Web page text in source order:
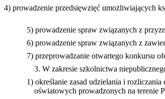
4) prowadzenie przedsięwzięć umożliwiających
5) prowadzenie spraw związanych z
6) prowadzenie spraw związanych z
7) przeprowadzanie otwartego konkursu
3. W zakresie szkolnictwa
1) określanie zasad udzielania i
oświatowych prowadzonych na terenie